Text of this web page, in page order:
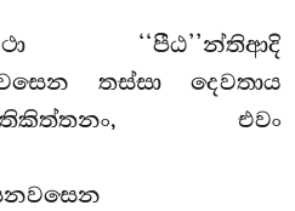
‘‘පීඨ’’න්තිආදි
තස්සා දෙවතාය
එවං